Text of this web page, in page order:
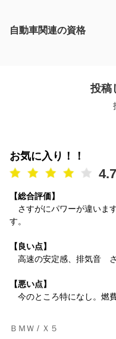
自動車関連の資格
投稿
お気に入り！！
4.7
【総合評価】
さすがにパワーが違いま
す。
【良い点】
高速の安定感、排気音 さ
【悪い点】
今のところ特になし。燃
ＢＭＷ / Ｘ５